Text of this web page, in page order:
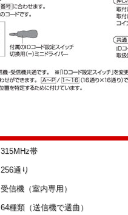
315MHz帯
256通り
受信機（室内専用）
64種類（送信機で選曲）